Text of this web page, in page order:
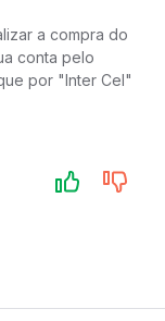
a compra do
conta pelo
por "Inter Cel"